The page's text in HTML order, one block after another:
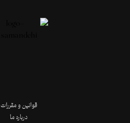
قوانین و مقررات
درباره ما